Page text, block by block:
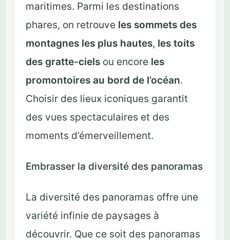
maritimes. Parmi les destinations
phares, on retrouve les sommets des
montagnes les plus hautes, les toits
des gratte-cielsou encore les
promontoires au bord de l’océan.
Choisir des lieux iconiques garantit
des vues spectaculaires et des
moments d’émerveillement.
Embrasser la diversité des panoramas
La diversité des panoramas offre une
variété infinie de paysages à
découvrir. Que ce soit des panoramas